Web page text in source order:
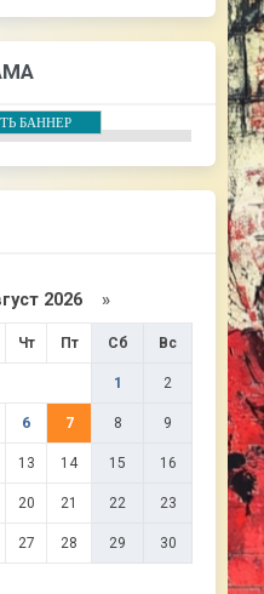
БАННЕР
2026 »
Чт Пт Сб Вс
1 2
6 7 8 9
13 14 15 16
20 21 22 23
27 28 29 30